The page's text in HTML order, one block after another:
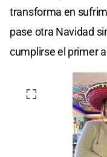
transforma en
pase otra Navidad
cumplirse el primer